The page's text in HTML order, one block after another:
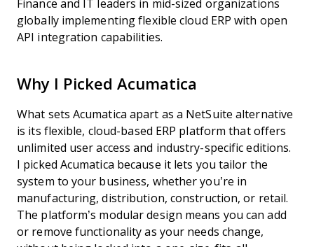
Finance and IT leaders in mid-sized organizations
globally implementing flexible cloud ERP with open
API integration capabilities.
Why I Picked Acumatica
What sets Acumatica apart as a NetSuite alternative
is its flexible, cloud-based ERP platform that offers
unlimited user access and industry-specific editions.
I picked Acumatica because it lets you tailor the
system to your business, whether you’re in
manufacturing, distribution, construction, or retail.
The platform’s modular design means you can add
or remove functionality as your needs change,